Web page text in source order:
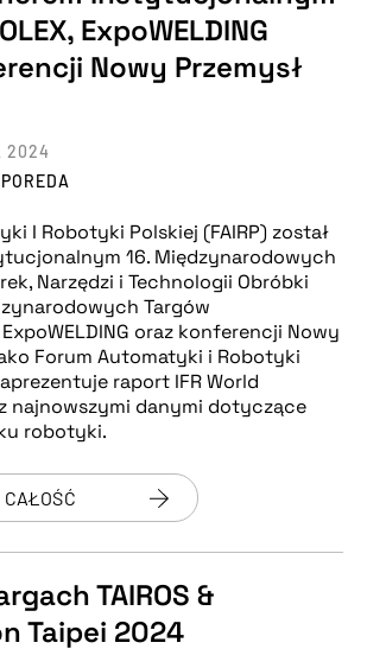
ExpoWELDING
Nowy Przemysł
2024
I Robotyki Polskiej (FAIRP) został
16. Międzynarodowych
Narzędzi i Technologii Obróbki
Targów
oraz konferencji Nowy
Forum Automatyki i Robotyki
raport IFR World
najnowszymi danymi dotyczące
robotyki.
TAIROS &
Taipei 2024